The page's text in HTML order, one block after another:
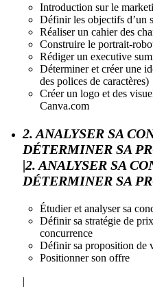
Introduction sur le
Définir les objectifs d’un
Réaliser un cahier des
Construire le portrait-
Rédiger un executive
Déterminer et créer une
des polices de caractères)
Créer un logo et des
Canva.com
2. ANALYSER SA
DÉTERMINER SA
|2. ANALYSER SA
DÉTERMINER SA
Étudier et analyser sa
Définir sa stratégie de
concurrence
Définir sa proposition de
Positionner son offre
|